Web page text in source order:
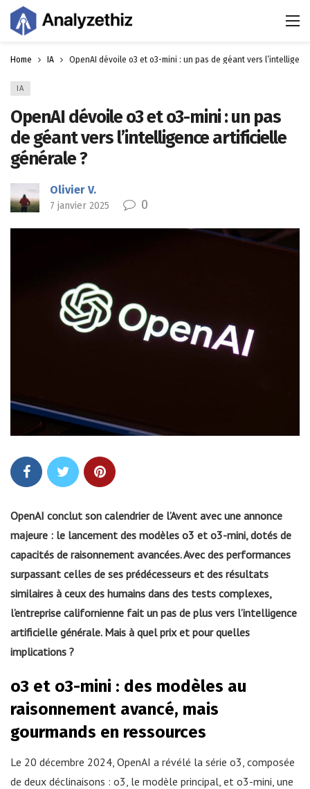
Home IA OpenAI dévoile o3 et o3-mini : un pas de géant vers
IA
OpenAI dévoile o3 et o3-mini : un pas
de géant vers l’intelligence artificielle
générale ?
Olivier V.
7 janvier 2025 0
OpenAI conclut son calendrier de l’Avent avec une annonce
majeure : le lancement des modèles o3 et o3-mini, dotés de
capacités de raisonnement avancées. Avec des performances
surpassant celles de ses prédécesseurs et des résultats
similaires à ceux des humains dans des tests complexes,
l’entreprise californienne fait un pas de plus vers l’intelligence
artificielle générale. Mais à quel prix et pour quelles
implications ?
o3 et o3-mini : des modèles au
raisonnement avancé, mais
gourmands en ressources
Le 20 décembre 2024, OpenAI a révélé la série o3, composée
de deux déclinaisons : o3, le modèle principal, et o3-mini, une